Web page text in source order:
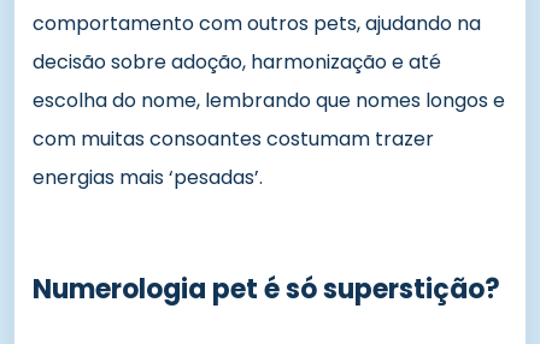
comportamento com outros pets, ajudando na
decisão sobre adoção, harmonização e até
escolha do nome, lembrando que nomes longos e
com muitas consoantes costumam trazer
energias mais ‘pesadas’.
Numerologia pet é só superstição?